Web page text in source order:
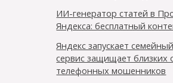
ИИ-генератор статей в
Яндекса: бесплатный
Яндекс запускает
сервис защищает близких
телефонных мошенников